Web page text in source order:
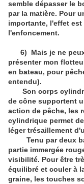
semble dépasser le
par la matière. Pour
importante, l'effet
l'enfoncement.
6) Mais je ne peux
présenter mon
en bateau, pour
entendu).
Son corps
de cône supportent
action de pêche, les
cylindrique permet
léger trésaillement
Tenu par deux
partie immergée
visibilité. Pour être
équilibré et couler à
graine, les touches